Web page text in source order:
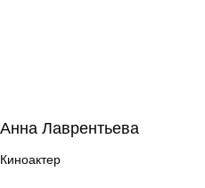
Анна Лаврентьева
Киноактер